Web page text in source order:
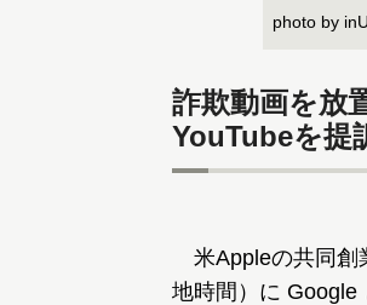
photo by
詐欺動画を放
YouTubeを提
米Appleの共同創
地時間）に Google